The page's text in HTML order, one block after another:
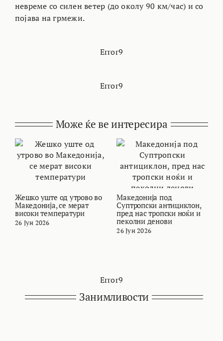
невреме со силен ветер (до околу 90 км/час) и со
појава на грмежи.
Error9
Error9
Може ќе ве интересира
Жешко уште од утрово во
Македонија, се мерат
високи температури
26 Јун 2026
Македонија под
Суптропски антициклон,
пред нас тропски ноќи и
пеколни денови
26 Јун 2026
Error9
Занимливости